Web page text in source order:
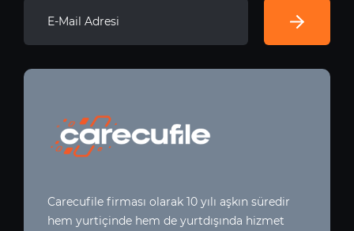
Carecufile firması olarak 10 yılı aşkın süredir
hem yurtiçinde hem de yurtdışında hizmet